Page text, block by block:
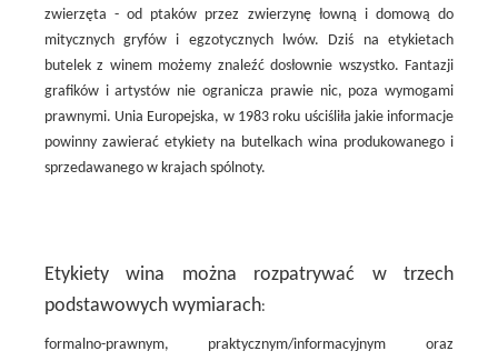
zwierzęta - od ptaków przez zwierzynę łowną i domową do
mitycznych gryfów i egzotycznych lwów. Dziś na etykietach
butelek z winem możemy znaleźć dosłownie wszystko. Fantazji
grafików i artystów nie ogranicza prawie nic, poza wymogami
prawnymi. Unia Europejska, w 1983 roku uściśliła jakie informacje
powinny zawierać etykiety na butelkach wina produkowanego i
sprzedawanego w krajach spólnoty.
Etykiety wina można rozpatrywać w trzech
podstawowych wymiarach:
formalno-prawnym, praktycznym/informacyjnym oraz